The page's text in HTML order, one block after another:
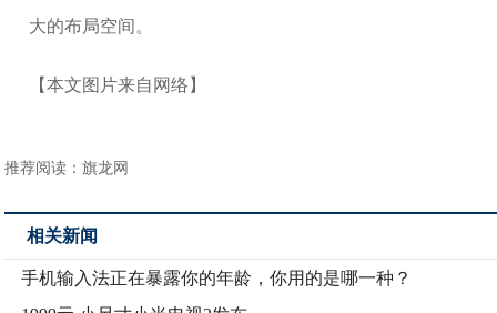
大的布局空间。
【本文图片来自网络】
推荐阅读：旗龙网
相关新闻
手机输入法正在暴露你的年龄，你用的是哪一种？